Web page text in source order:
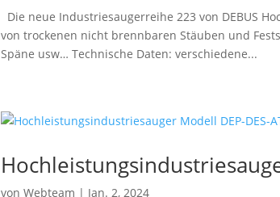
Die neue Industriesaugerreihe 223 von DEBUS
von trockenen nicht brennbaren Stäuben und
Späne usw… Technische Daten: verschiedene...
von Webteam | Jan. 2, 2024